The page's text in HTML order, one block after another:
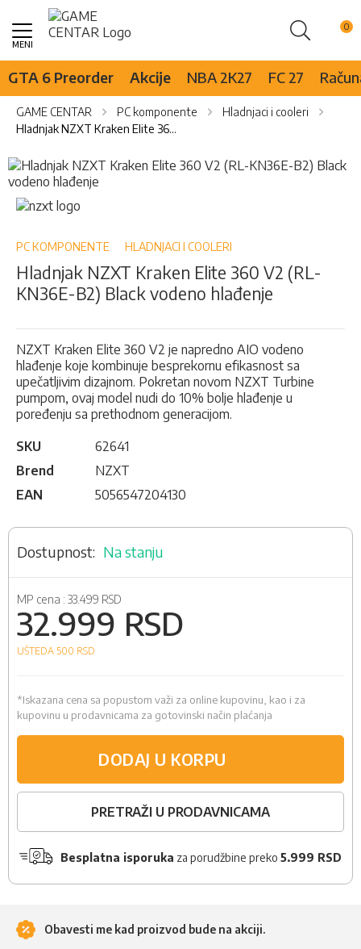
Pretraži
Skip
Content
GTA 6 Preorder Akcije NBA 2K27 FC 27
GAME CENTAR PC komponente
Hladnjaci i cooleri
Hladnjak NZXT Kraken Elite 360 V2 (RL-KN36E-B2) Black vodeno hlađenje
Skip
to
the
end
the
images
gallery
Skip
to
beginning
the
images
PC KOMPONENTE HLADNJACI I COOLERI
Hladnjak NZXT Kraken Elite 360 V2 (RL-
KN36E-B2) Black vodeno hlađenje
NZXT Kraken Elite 360 V2 je napredno AIO vodeno
hlađenje koje kombinuje besprekornu efikasnost sa
upečatljivim dizajnom. Pokretan novom NZXT Turbine
pumpom, ovaj model nudi do 10% bolje hlađenje u
poređenju sa prethodnom generacijom.
SKU
62641
Brend
NZXT
EAN
5056547204130
Na stanju
MP cena : 33.499 RSD
32.999 RSD
UŠTEDA 500 RSD
*Iskazana cena sa popustom važi za online kupovinu, kao i za
kupovinu u prodavnicama za gotovinski način plaćanja
DODAJ U KORPU
PRETRAŽI U PRODAVNICAMA
Besplatna isporuka za porudžbine preko 5.999 RSD
Obavesti me kad proizvod bude na akciji.